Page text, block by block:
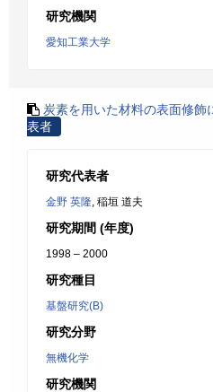
研究機関
愛知工業大学
炭素を用いた材料の表面修飾
表者
研究代表者
金野 英隆, 稲垣 道夫
研究期間 (年度)
1998 – 2000
研究種目
基盤研究(B)
研究分野
無機化学
研究機関